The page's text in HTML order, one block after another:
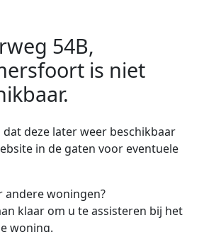
54B,
is niet
dat deze later weer beschikbaar
in de gaten voor eventuele
andere woningen?
klaar om u te assisteren bij het
woning.